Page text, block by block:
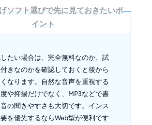
ソフト選びで先に見ておきたいポ
イント
たい場合は、完全無料なのか、試
きなのかを確認しておくと後から
なります。自然な音声を重視する
や抑揚だけでなく、MP3などで書
の聞きやすさも大切です。インス
要を優先するならWeb型が便利です